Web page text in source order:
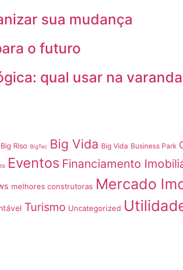
sua mudança
o futuro
qual usar na
Big Riso BigTec Big Vida Big Vida Business Park
Eventos Financiamento
melhores construtoras Mercado
Turismo Uncategorized